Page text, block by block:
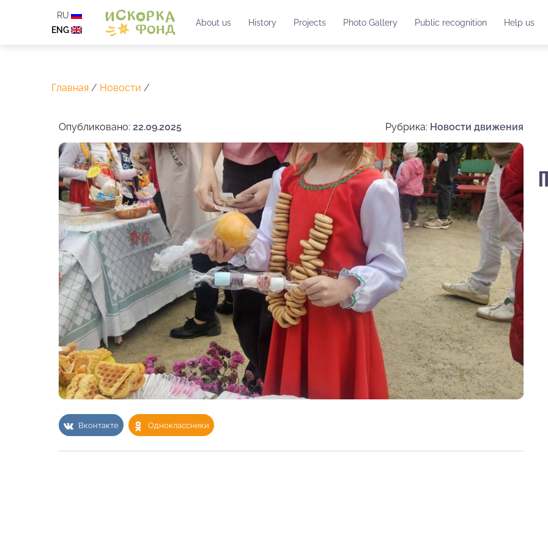
RU
ENG
About us History Projects Photo Gallery Public recognition Help us
Главная / Новости /
Опубликовано: 22.09.2025 Рубрика: Новости движения
Вконтакте Одноклассники